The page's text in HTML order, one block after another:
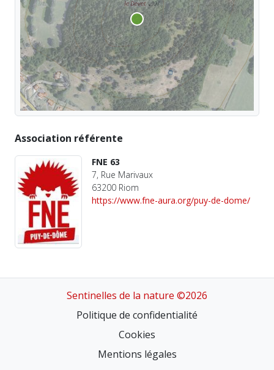
Association référente
FNE 63
7, Rue Marivaux
63200 Riom
https://www.fne-aura.org/puy-de-dome/
Sentinelles de la nature ©2026
Politique de confidentialité
Cookies
Mentions légales